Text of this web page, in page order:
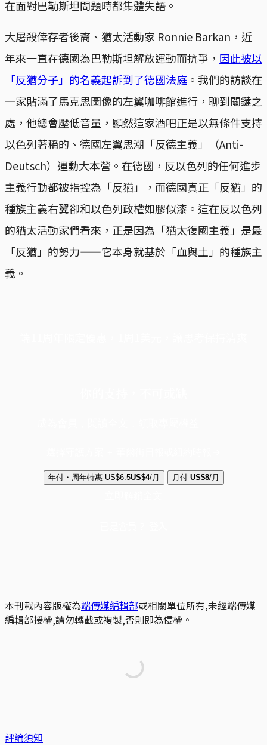
在面對巴勒斯坦問題時都集體失語。
大屠殺倖存者後裔、猶太活動家 Ronnie Barkan，近
年來一直在德國為巴勒斯坦解放運動而抗爭， 因此被以
「反猶分子」的名義起訴到了德國法庭 。我們的訪談在
一家貼滿了馬克思圖像的左翼咖啡館進行，聊到關鍵之
處，他總會壓低音量，顯然這家酒吧正是以無條件支持
以色列著稱的、德國左翼思潮「反德主義」（Anti-
Deutsch）運動大本營。在德國，反以色列的任何進步
主義行動都被指控為「反猶」，而德國真正「反猶」的
種族主義右翼卻和以色列政權如膠似漆。這在反以色列
的猶太活動家們看來，正是因為「猶太復國主義」是最
「反猶」的勢力——它本身就基於「血與土」的種族主
義。
年付・周年特惠 US$6.5US$4/月 月付 US$8/月
本刊載內容版權為端傳媒編輯部或相關單位所有,未經端傳媒
編輯部授權,請勿轉載或複製,否則即為侵權。
評論須知